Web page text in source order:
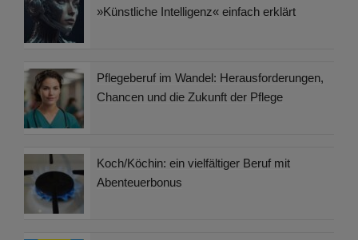
»Künstliche Intelligenz« einfach erklärt
Pflegeberuf im Wandel: Herausforderungen,
Chancen und die Zukunft der Pflege
Koch/Köchin: ein vielfältiger Beruf mit
Abenteuerbonus